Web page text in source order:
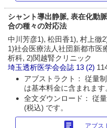
シャント導出静脈, 表在化動
合の種々の対応法
中川芳彦1), 松田香1), 村上徹
1)社会医療法人社団新都市医
析科, 2)関越腎クリニック
埼玉透析医学会会誌 13 (2)
アブストラクト： 従量
は基本料金に含まれます
全文ダウンロード： 従
(税込) です。
article アブス